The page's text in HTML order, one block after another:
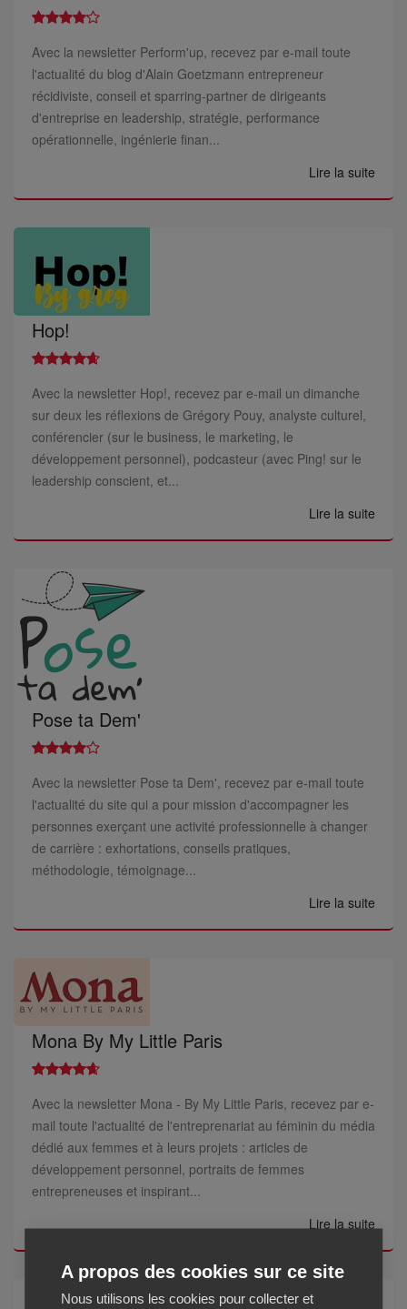
Avec la newsletter Perform'up, recevez par e-mail toute
l'actualité du blog d'Alain Goetzmann entrepreneur
récidiviste, conseil et sparring-partner de dirigeants
d'entreprise en leadership, stratégie, performance
opérationnelle, ingénierie finan...
Lire la suite
Hop!
Avec la newsletter Hop!, recevez par e-mail un dimanche
sur deux les réflexions de Grégory Pouy, analyste culturel,
conférencier (sur le business, le marketing, le
développement personnel), podcasteur (avec Ping! sur le
leadership conscient, et...
Lire la suite
Pose ta Dem'
Avec la newsletter Pose ta Dem', recevez par e-mail toute
l'actualité du site qui a pour mission d'accompagner les
personnes exerçant une activité professionnelle à changer
de carrière : exhortations, conseils pratiques,
méthodologie, témoignage...
Lire la suite
Mona By My Little Paris
Avec la newsletter Mona - By My Little Paris, recevez par e-
mail toute l'actualité de l'entreprenariat au féminin du média
dédié aux femmes et à leurs projets : articles de
développement personnel, portraits de femmes
entrepreneuses et inspirant...
Lire la suite
A propos des cookies sur ce site
Nous utilisons les cookies pour collecter et